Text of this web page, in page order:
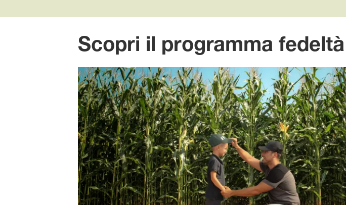
Scopri il programma fedeltà